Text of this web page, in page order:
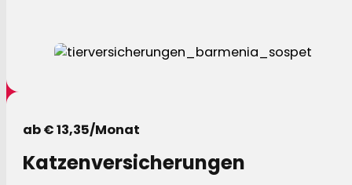
ab € 13,35/Monat
Katzenversicherungen